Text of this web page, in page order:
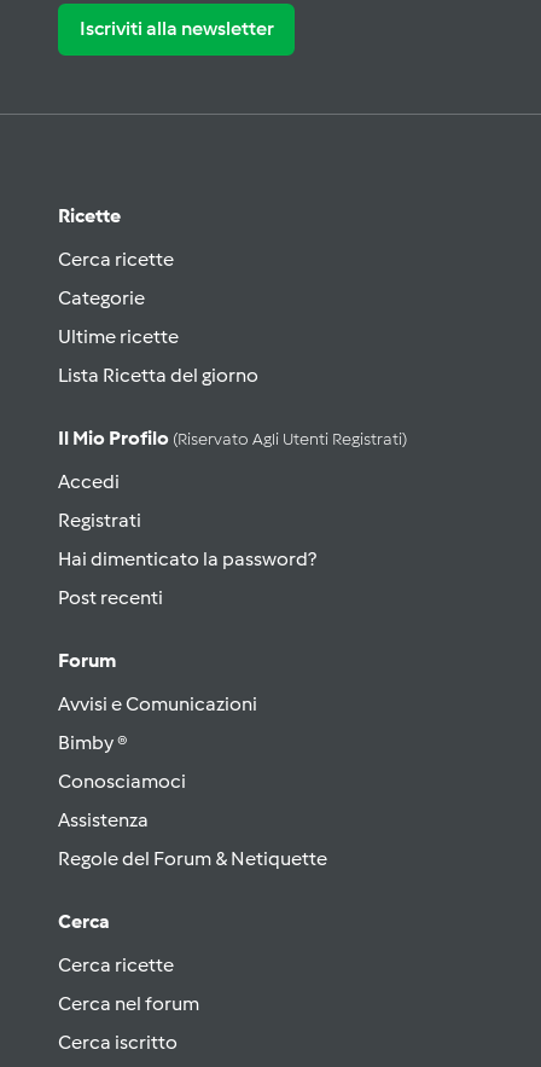
Iscriviti alla newsletter
Ricette
Cerca ricette
Categorie
Ultime ricette
Lista Ricetta del giorno
Il Mio Profilo (riservato Agli Utenti Registrati)
Accedi
Registrati
Hai dimenticato la password?
Post recenti
Forum
Avvisi e Comunicazioni
Bimby ®
Conosciamoci
Assistenza
Regole del Forum & Netiquette
Cerca
Cerca ricette
Cerca nel forum
Cerca iscritto